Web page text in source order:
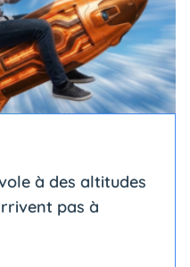
à des altitudes
pas à